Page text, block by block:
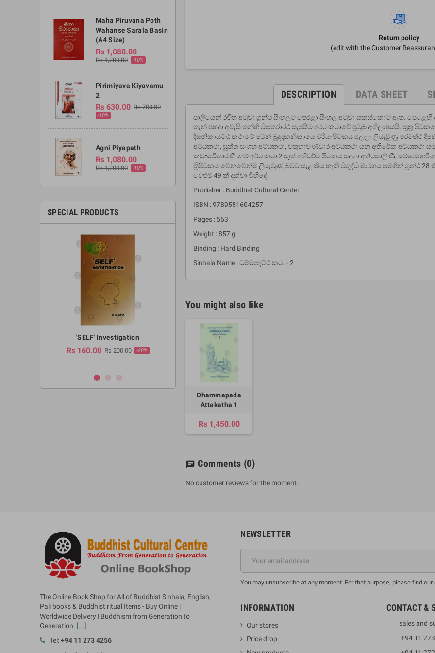
Maha Piruvana Poth
Wahanse Sarala Basin
(A4 Size)
Rs 1,080.00
Rs 1,200.00 -10%
Pirimiyava Kiyavamu
2
Rs 630.00 Rs 700.00
-10%
Agni Piyapath
Rs 1,080.00
Rs 1,200.00 -10%
SPECIAL PRODUCTS
'SELF' Investigation
Rs 160.00 Rs 200.00 -20%
(Sinhala Therum Sahitha) Piruvana
Poth Wahanse
Rs 2,250.00 Rs 2,500.00
Return policy
(edit with the Customer
DESCRIPTION DATA SHEET
පාලියෙන් රචිත අටුවා ග‍්‍රන්ථ සිංහලට පෙරළා සිංහල අටුවා සකස්කොට ඇත.
තැන් පහදා අවැසි තන්හි විස්තරාර්ථ සැපයීම අර්ථ කථාවේ ප‍්‍රමුඛ අභිලාෂයයි. සූත‍්‍ර
දීඝනිකායට්ඨ කථාවේ පටන් ඛුද්දකනිකායේ චරියාපිටකය අලලා ලියැවුණු පරමත්ථ
අට්ඨකථා, සුත්ත සංගහ අට්ඨකථා, චතුභාවණවාර අට්ඨකථා යන අතිරේක අට්ඨකථා
කඬඛාවිතාරණී නම් අර්ථ කථා 2 කුත් අභිධර්ම පිටකය සදහා අත්ථසාලිණී,
ත‍්‍රිපිටකය වෙනුවෙන්ම ලියැවුණු බවට සැළකිය හැකි විශුද්ධි මාර්ගය සමගින් ග‍්‍රන්ථ
වෙළුම් 49 ක් දක්වා විහිදේ.
Publisher : Buddhist Cultural Center
ISBN : 9789551604257
Pages : 563
Weight : 857 g
Binding : Hard Binding
Sinhala Name : ධම්මපදට්ඨ කථා - 2
You might also like
Dhammapada
Attakatha 1
Rs 1,450.00
chat Comments (0)
No customer reviews for the moment.
The Online Book Shop for All of Buddhist Sinhala, English,
Pali books & Buddhist ritual Items - Buy Online |
Worldwide Delivery | Buddhism from Generation to
Generation. [...]
Tel:+94 11 273 4256
NEWSLETTER
You may unsubscribe at any moment. For that purpose, please find
INFORMATION
Our stores
Price drop
CONTACT &
sales and
+94 11